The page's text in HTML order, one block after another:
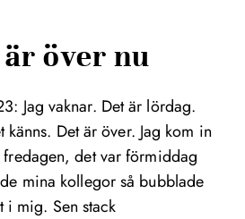
över nu
Jag vaknar. Det är lördag.
Det är över. Jag kom in
det var förmiddag
mina kollegor så bubblade
i mig. Sen stack